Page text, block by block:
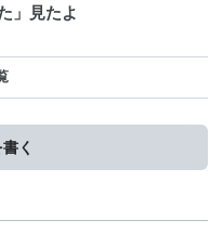
」見たよ
く